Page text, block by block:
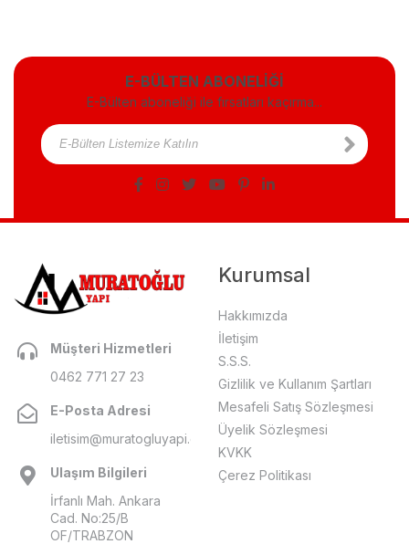
E-BÜLTEN ABONELİĞİ
E-Bülten aboneliği ile fırsatları kaçırma...
Müşteri Hizmetleri
0462 771 27 23
E-Posta Adresi
iletisim@muratogluyapi.com
Ulaşım Bilgileri
İrfanlı Mah. Ankara
Cad. No:25/B
OF/TRABZON
Kurumsal
Hakkımızda
İletişim
S.S.S.
Gizlilik ve Kullanım Şartları
Mesafeli Satış Sözleşmesi
Üyelik Sözleşmesi
KVKK
Çerez Politikası